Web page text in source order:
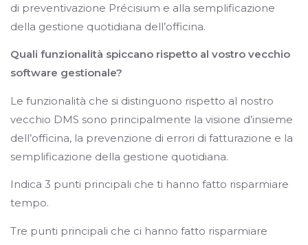
di preventivazione Précisium e alla semplificazione
della gestione quotidiana dell’officina.
Quali funzionalità spiccano rispetto al vostro vecchio
software gestionale?
Le funzionalità che si distinguono rispetto al nostro
vecchio DMS sono principalmente la visione d’insieme
dell’officina, la prevenzione di errori di fatturazione e la
semplificazione della gestione quotidiana.
Indica 3 punti principali che ti hanno fatto risparmiare
tempo.
Tre punti principali che ci hanno fatto risparmiare